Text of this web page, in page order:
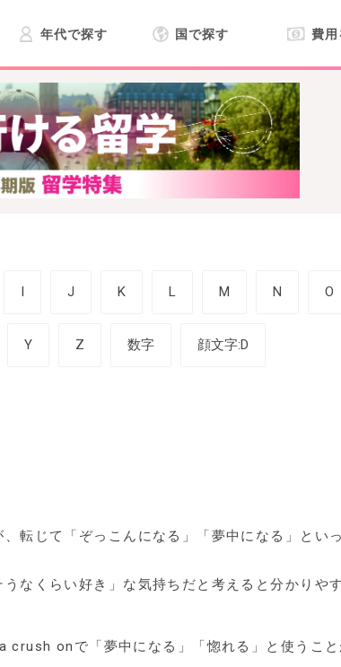
年代で探す 国で探す 費用
I J K L M N O
Y Z 数字 顔文字:D
転じて「ぞっこんになる」「夢中になる」とい
なくらい好き」な気持ちだと考えると分かりや
onで「夢中になる」「惚れる」と使うこと